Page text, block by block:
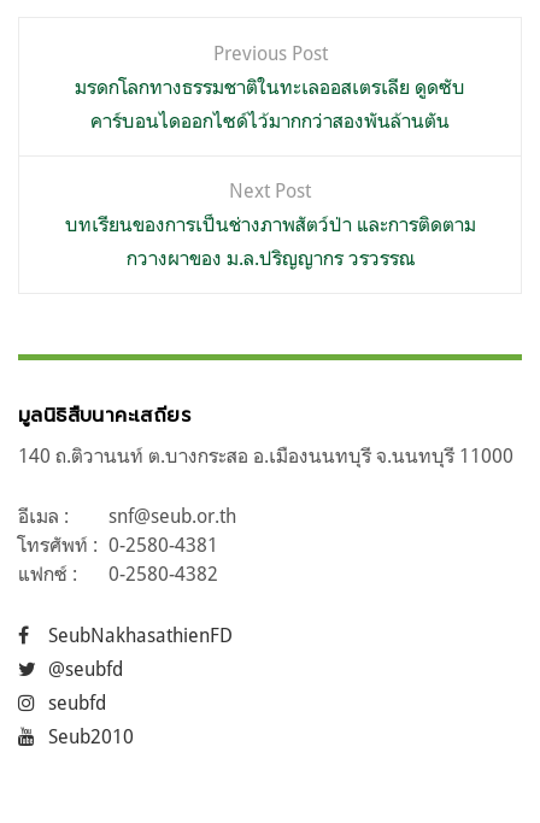
เรื่อง
Previous Post
มรดกโลกทางธรรมชาติในทะเลออสเตรเลีย ดูดซับ
คาร์บอนไดออกไซด์ไว้มากกว่าสองพันล้านตัน
Next Post
บทเรียนของการเป็นช่างภาพสัตว์ป่า และการติดตาม
กวางผาของ ม.ล.ปริญญากร วรวรรณ
มูลนิธิสืบนาคะเสถียร
140 ถ.ติวานนท์ ต.บางกระสอ อ.เมืองนนทบุรี จ.นนทบุรี 11000
อีเมล :
snf@seub.or.th
โทรศัพท์ : 0-2580-4381
แฟกซ์ :
0-2580-4382
SeubNakhasathienFD
@seubfd
seubfd
Seub2010